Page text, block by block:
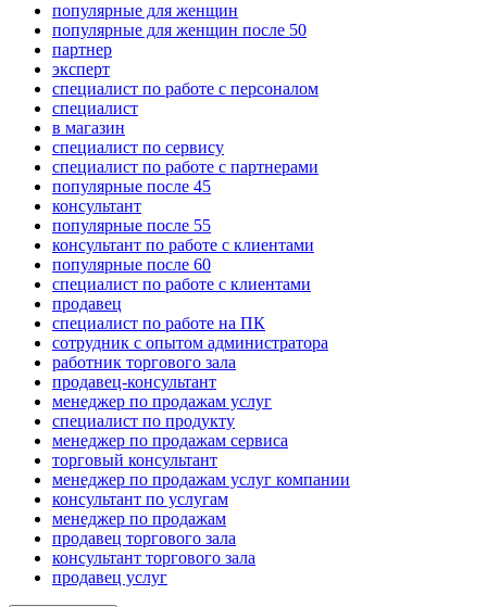
популярные для женщин
популярные для женщин после 50
партнер
эксперт
специалист по работе с персоналом
специалист
в магазин
специалист по сервису
специалист по работе с партнерами
популярные после 45
консультант
популярные после 55
консультант по работе с клиентами
популярные после 60
специалист по работе с клиентами
продавец
специалист по работе на ПК
сотрудник с опытом администратора
работник торгового зала
продавец-консультант
менеджер по продажам услуг
специалист по продукту
менеджер по продажам сервиса
торговый консультант
менеджер по продажам услуг компании
консультант по услугам
менеджер по продажам
продавец торгового зала
консультант торгового зала
продавец услуг